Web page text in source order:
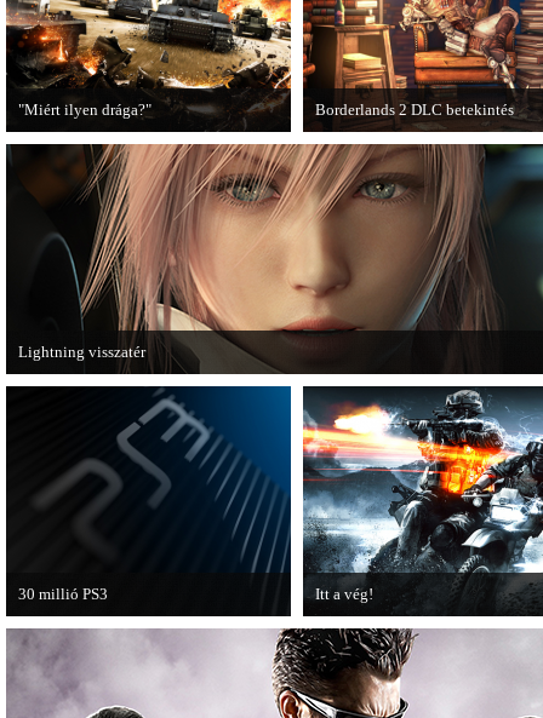
"Miért ilyen drága?"
A PC Guru utánajárt, miért kerülnek
olyan sokba a AAA-kategóriás
videojátékok.
Borderlands 2 DLC betekintés
2013. januárjában érkezik a a Sir
Hammerlock's Big Game Hunt
Borderlands 2 játékhoz.
Lightning visszatér
Megjött a Lightning Returns: Final Fantasy XIII című játék első hivatalos
30 millió PS3
A PAL régióban a PS3 átlépte a 30
milliós eladott darabszámot.
Itt a vég!
Hamarosan minden infó kiderül a
Battlefield 3 utolsó, End Game
kiegészítőjéről.